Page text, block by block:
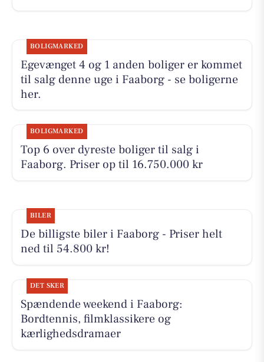
BOLIGMARKED
Egevænget 4 og 1 anden boliger er kommet
til salg denne uge i Faaborg - se boligerne
her.
BOLIGMARKED
Top 6 over dyreste boliger til salg i
Faaborg. Priser op til 16.750.000 kr
BILER
De billigste biler i Faaborg - Priser helt
ned til 54.800 kr!
DET SKER
Spændende weekend i Faaborg:
Bordtennis, filmklassikere og
kærlighedsdramaer